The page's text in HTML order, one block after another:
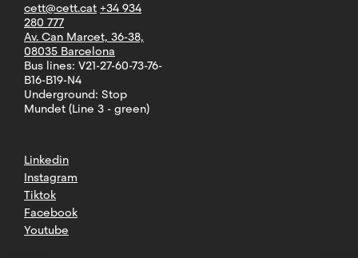
cett@cett.cat +34 934
280 777
Av. Can Marcet, 36-38,
08035 Barcelona
Bus lines: V21-27-60-73-76-
B16-B19-N4
Underground: Stop
Mundet (Line 3 - green)
Linkedin
Instagram
Tiktok
Facebook
Youtube